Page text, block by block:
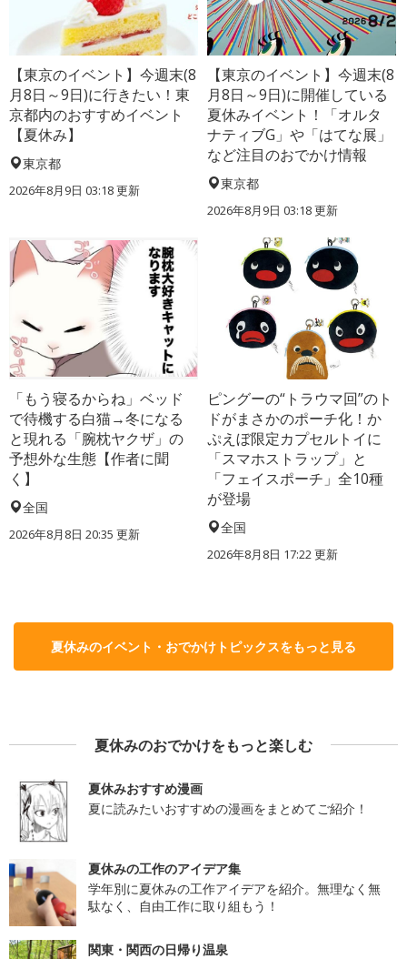
【東京のイベント】今週末(8
月8日～9日)に行きたい！東
京都内のおすすめイベント
【夏休み】
東京都
2026年8月9日 03:18更新
【東京のイベント】今週末(8
月8日～9日)に開催している
夏休みイベント！「オルタ
ナティブG」や「はてな展」
など注目のおでかけ情報
東京都
2026年8月9日 03:18更新
「もう寝るからね」ベッド
で待機する白猫→冬になる
と現れる「腕枕ヤクザ」の
予想外な生態【作者に聞
く】
全国
2026年8月8日 20:35 更新
ピングーの“トラウマ回”のト
ドがまさかのポーチ化！か
ぷえぼ限定カプセルトイに
「スマホストラップ」と
「フェイスポーチ」全10種
が登場
全国
2026年8月8日 17:22更新
夏休みのイベント・おでかけトピックスをもっと見る
夏休みのおでかけをもっと楽しむ
夏休みおすすめ漫画
夏に読みたいおすすめの漫画をまとめてご紹介！
夏休みの工作のアイデア集
学年別に夏休みの工作アイデアを紹介。無理なく無
駄なく、自由工作に取り組もう！
関東・関西の日帰り温泉